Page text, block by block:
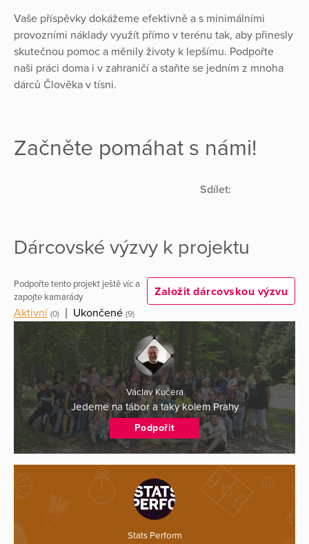
Vaše příspěvky dokážeme efektivně a s minimálními
provozními náklady využít přímo v terénu tak, aby přinesly
skutečnou pomoc a měnily životy k lepšímu. Podpořte
naši práci doma i v zahraničí a staňte se jedním z mnoha
dárců Člověka v tísni.
Začněte pomáhat s námi!
Sdílet:
Dárcovské výzvy k projektu
Podpořte tento projekt ještě víc a
zapojte kamarády
Založit dárcovskou výzvu
Aktivní (0) | Ukončené (9)
Václav Kučera
Jedeme na tábor a taky kolem Prahy
Podpořit
Stats Perform